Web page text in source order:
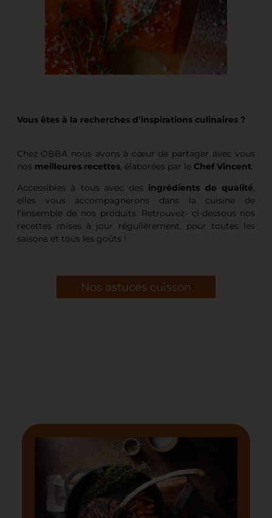
Vous êtes à la recherches d’inspirations culinaires ?
Chez OBBA nous avons à cœur de partager avec vous
nos meilleures recettes, élaborées par le Chef Vincent.
Accessibles à tous avec des ingrédients de qualité,
elles vous accompagnerons dans la cuisine de
l’ensemble de nos produits. Retrouvez- ci-dessous nos
recettes mises à jour régulièrement, pour toutes les
saisons et tous les goûts !
Nos astuces cuisson